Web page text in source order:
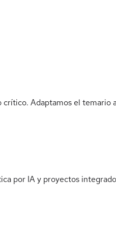
Adaptamos el temario
por IA y proyectos